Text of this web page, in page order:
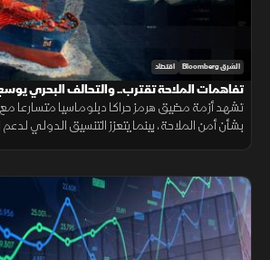
الشرق Bloomberg اقتصاد
تفاهمات الملاحة تقترب.. والتحالف البحري
تشهد أزمة مضيق هرمز حراكا دبلوماسيا متسارعا
بشأن أمن الملاحة، بينما يتعزز التنسيق الدولي